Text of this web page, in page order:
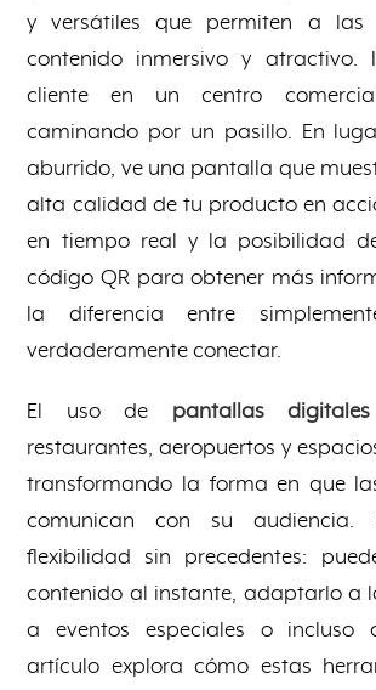
y versátiles que permiten a las
contenido inmersivo y atractivo.
cliente en un centro
caminando por un pasillo. En
aburrido, ve una pantalla que
alta calidad de tu producto en
en tiempo real y la posibilidad
código QR para obtener más
la diferencia entre
verdaderamente conectar.
El uso de pantallas digitales
restaurantes, aeropuertos y
transformando la forma en que
comunican con su audiencia.
flexibilidad sin precedentes:
contenido al instante, adaptarlo a
a eventos especiales o incluso
artículo explora cómo estas